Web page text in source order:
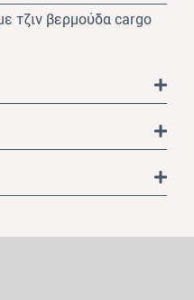
τζιν βερμούδα cargo